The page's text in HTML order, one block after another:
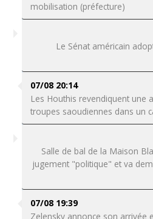
mobilisation (préfecture)
Le Sénat américain
07/08 20:14
Les Houthis revendiquent une
troupes saoudiennes dans un
Salle de bal de la Maison
jugement "politique" et va
07/08 19:39
Zelensky annonce son arrivée